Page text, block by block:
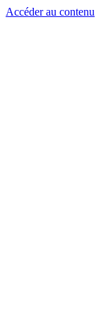
Accéder au contenu